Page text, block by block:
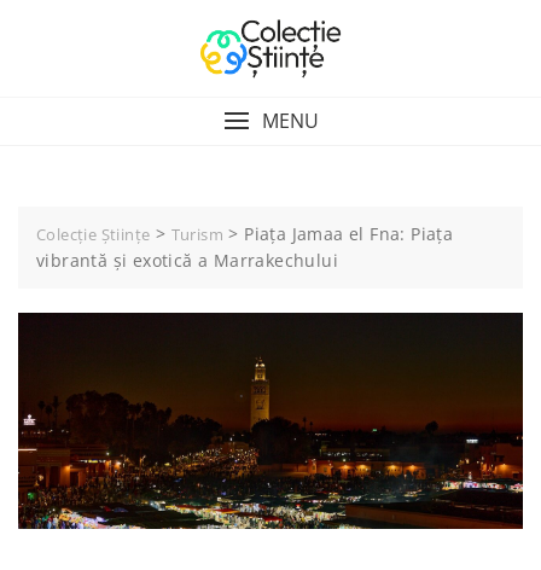
MENU
Colecție Științe > Turism > Piața Jamaa el Fna: Piața
vibrantă și exotică a Marrakechului